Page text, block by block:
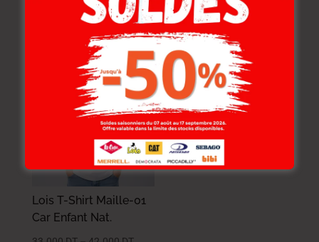
Produits similaires
-20%
Lois T-Shirt Maille-01
Car Enfant Nat.